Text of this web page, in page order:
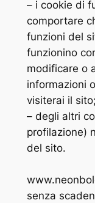
– i cookie di
comportare
funzioni del
funzionino
modificare o
informazioni
visiterai il sito;
– degli altri
profilazione)
del sito.
senza